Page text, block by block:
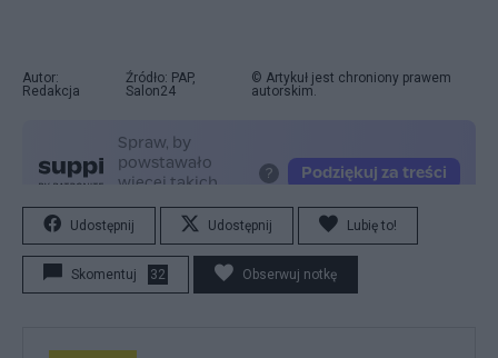
Autor:
Redakcja
Źródło: PAP,
Salon24
© Artykuł jest chroniony prawem
autorskim.
Udostępnij Udostępnij Lubię to!
Skomentuj 32 Obserwuj notkę